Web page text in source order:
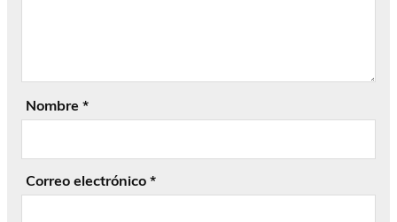
Nombre *
Correo electrónico *